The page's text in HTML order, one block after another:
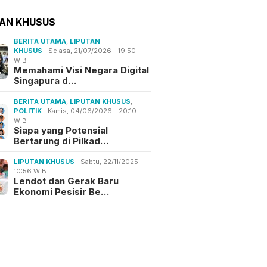
KHUSUS
BERITA UTAMA, LIPUTAN
KHUSUS
Selasa, 21/07/2026 - 19:50
WIB
Memahami Visi Negara Digital
Singapura d…
BERITA UTAMA, LIPUTAN KHUSUS,
POLITIK
Kamis, 04/06/2026 - 20:10
WIB
Siapa yang Potensial
Bertarung di Pilkad…
LIPUTAN KHUSUS
Sabtu, 22/11/2025 -
10:56 WIB
Lendot dan Gerak Baru
Ekonomi Pesisir Be…